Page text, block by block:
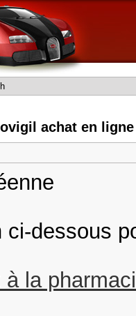
achat en ligne
ci-dessous
la